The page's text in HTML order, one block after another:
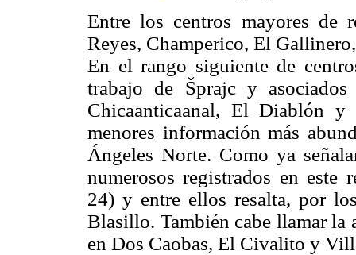
Entre los centros mayores de
Reyes, Champerico, El
En el rango siguiente de
trabajo de Šprajc y asociados
Chicaanticaanal, El Diablón
menores información más
Ángeles Norte. Como ya
numerosos registrados en este
24) y entre ellos resalta, por
Blasillo. También cabe llamar la
en Dos Caobas, El Civalito y